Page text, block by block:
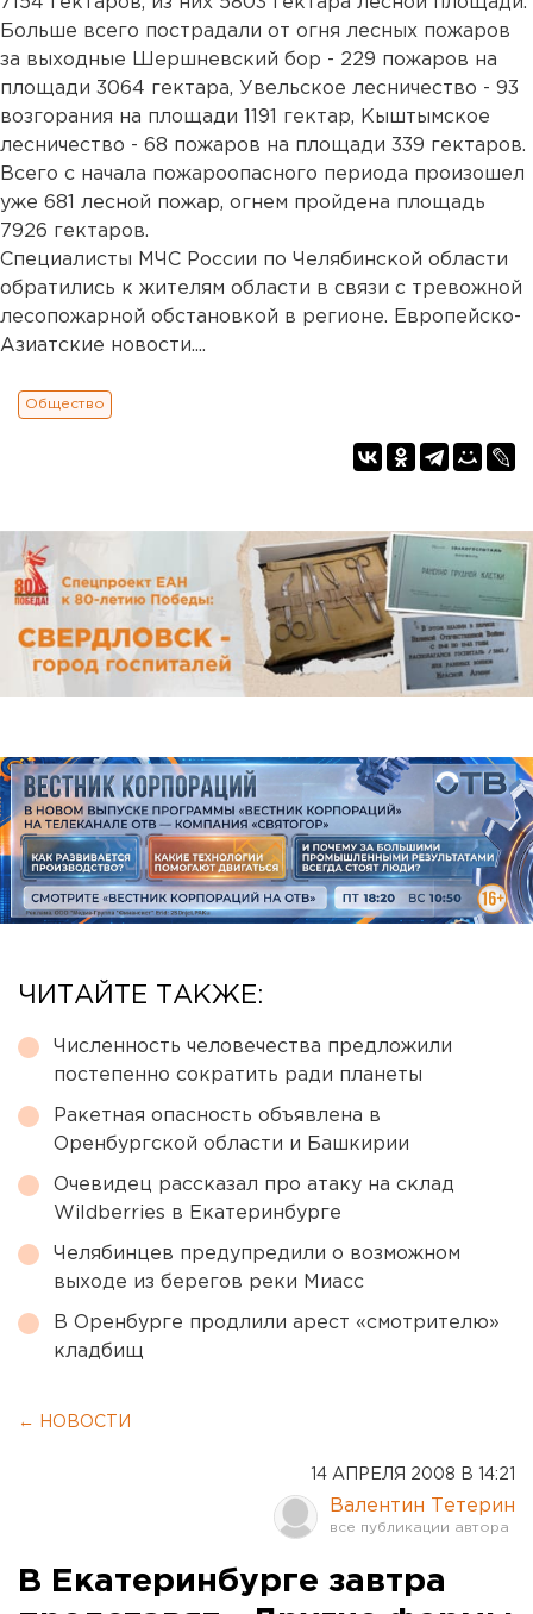
Больше всего пострадали от огня лесных пожаров
за выходные Шершневский бор - 229 пожаров на
площади 3064 гектара, Увельское лесничество - 93
возгорания на площади 1191 гектар, Кыштымское
лесничество - 68 пожаров на площади 339 гектаров.
Всего с начала пожароопасного периода произошел
уже 681 лесной пожар, огнем пройдена площадь
7926 гектаров.
Специалисты МЧС России по Челябинской области
обратились к жителям области в связи с тревожной
лесопожарной обстановкой в регионе. Европейско-
Азиатские новости....
Общество
ЧИТАЙТЕ ТАКЖЕ:
Численность человечества предложили
постепенно сократить ради планеты
Ракетная опасность объявлена в
Оренбургской области и Башкирии
Очевидец рассказал про атаку на склад
Wildberries в Екатеринбурге
Челябинцев предупредили о возможном
выходе из берегов реки Миасс
В Оренбурге продлили арест «смотрителю»
кладбищ
← НОВОСТИ
14 АПРЕЛЯ 2008 В 14:21
Валентин Тетерин
В Екатеринбурге завтра